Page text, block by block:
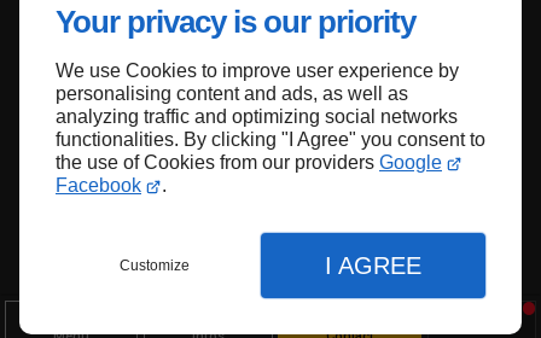
Your privacy is our priority
We use Cookies to improve user experience by
personalising content and ads, as well as
analyzing traffic and optimizing social networks
functionalities. By clicking "I Agree" you consent to
the use of Cookies from our providers Google
Facebook
.
Customize I AGREE
Haut de page